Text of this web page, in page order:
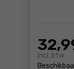
32
Incl. btw